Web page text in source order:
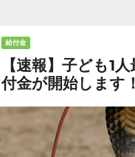
給付金
【速報】子ども1
付金が開始します